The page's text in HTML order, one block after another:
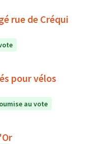
rue de Créqui
pour vélos
au vote